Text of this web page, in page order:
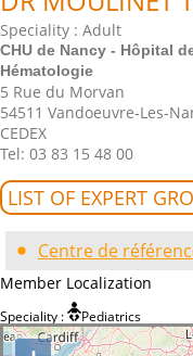
Speciality : Adult
CHU de Nancy - Hôpital
Hématologie
5 Rue du Morvan
54511 Vandoeuvre-Les-
CEDEX
Tel: 03 83 15 48 00
LIST OF EXPERT
Centre de
Member Localization
Speciality : Pediatrics